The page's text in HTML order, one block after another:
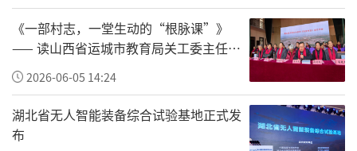
《一部村志，一堂生动的“根脉课”》
—— 读山西省运城市教育局关工委主任张
俊耀主编的《均安村志》有感
2026-06-05 14:24
湖北省无人智能装备综合试验基地正式发
布